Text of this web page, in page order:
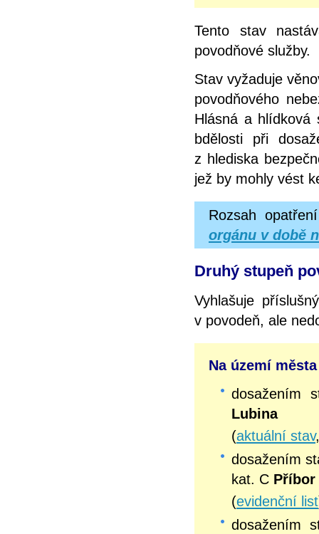
Tento stav
povodňové služby.
Stav vyžaduje
povodňového
Hlásná a hlídková
bdělosti při
z hlediska
jež by mohly vést
Rozsah
orgánu v době
Druhý stupeň
Vyhlašuje
v povodeň, ale
Na území
dosažením
Lubina
(aktuální stav
dosažením
kat. C Příbor
(evidenční list
dosažením